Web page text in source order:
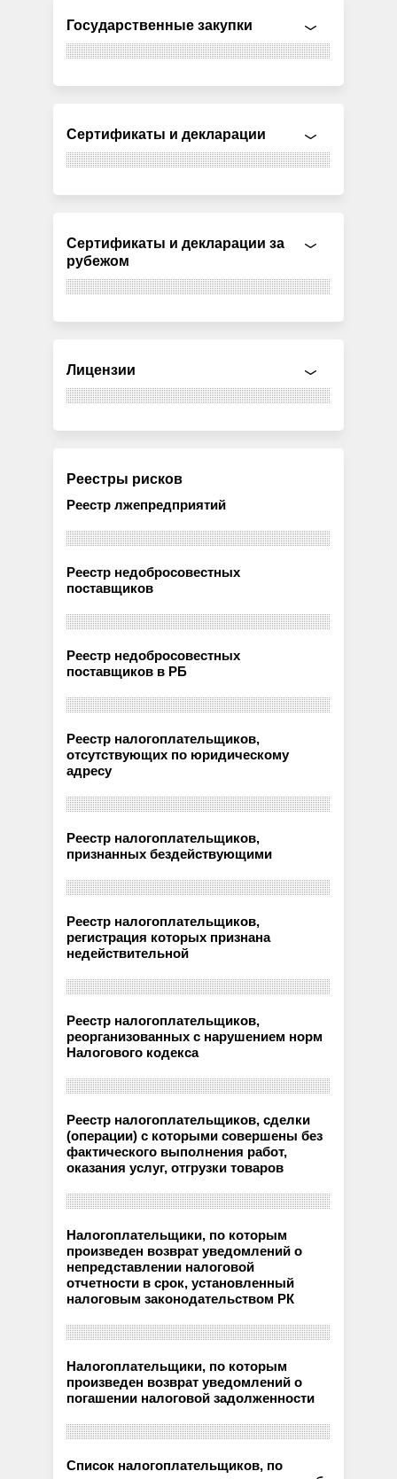
Государственные закупки
Сертификаты и декларации
Сертификаты и декларации за
рубежом
Лицензии
Реестры рисков
Реестр лжепредприятий
Реестр недобросовестных
поставщиков
Реестр недобросовестных
поставщиков в РБ
Реестр налогоплательщиков,
отсутствующих по юридическому
адресу
Реестр налогоплательщиков,
признанных бездействующими
Реестр налогоплательщиков,
регистрация которых признана
недействительной
Реестр налогоплательщиков,
реорганизованных с нарушением норм
Налогового кодекса
Реестр налогоплательщиков, сделки
(операции) с которыми совершены без
фактического выполнения работ,
оказания услуг, отгрузки товаров
Налогоплательщики, по которым
произведен возврат уведомлений о
непредставлении налоговой
отчетности в срок, установленный
налоговым законодательством РК
Налогоплательщики, по которым
произведен возврат уведомлений о
погашении налоговой задолженности
Список налогоплательщиков, по